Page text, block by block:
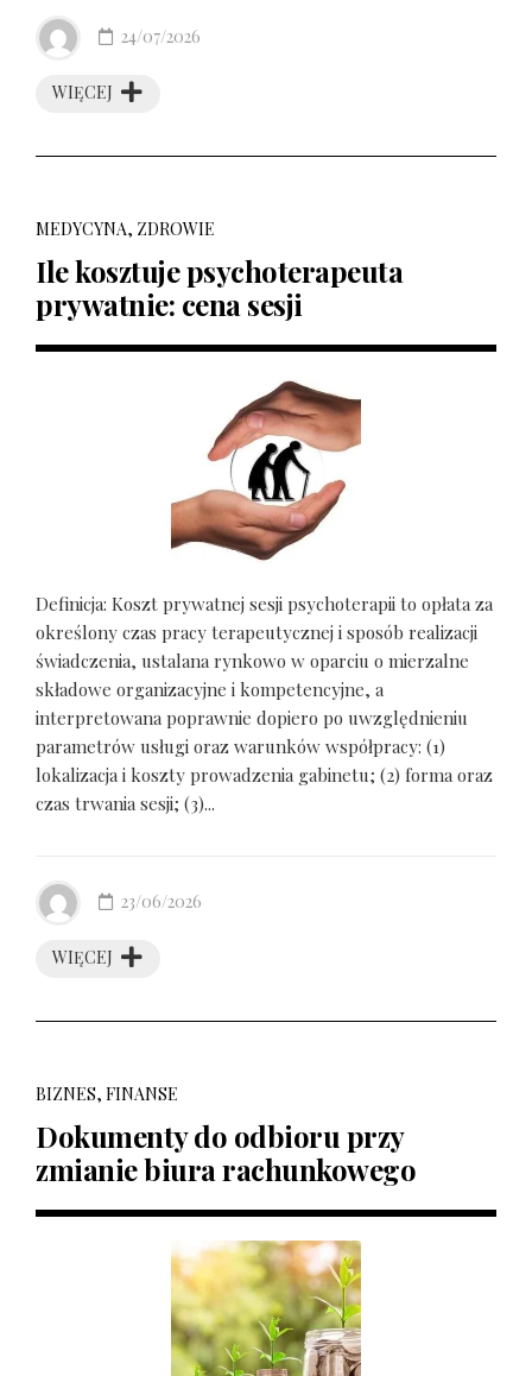
WIĘCEJ
24/07/2026
MEDYCYNA, ZDROWIE
Ile kosztuje psychoterapeuta
prywatnie: cena sesji
Definicja: Koszt prywatnej sesji psychoterapii to opłata za
określony czas pracy terapeutycznej i sposób realizacji
świadczenia, ustalana rynkowo w oparciu o mierzalne
składowe organizacyjne i kompetencyjne, a
interpretowana poprawnie dopiero po uwzględnieniu
parametrów usługi oraz warunków współpracy: (1)
lokalizacja i koszty prowadzenia gabinetu; (2) forma oraz
czas trwania sesji; (3)...
WIĘCEJ
23/06/2026
BIZNES, FINANSE
Dokumenty do odbioru przy
zmianie biura rachunkowego